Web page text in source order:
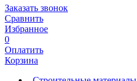
Заказать звонок
Сравнить
Избранное
0
Оплатить
Корзина